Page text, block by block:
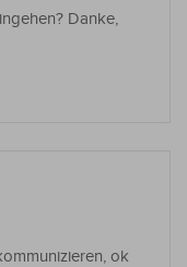
Danke,
ok